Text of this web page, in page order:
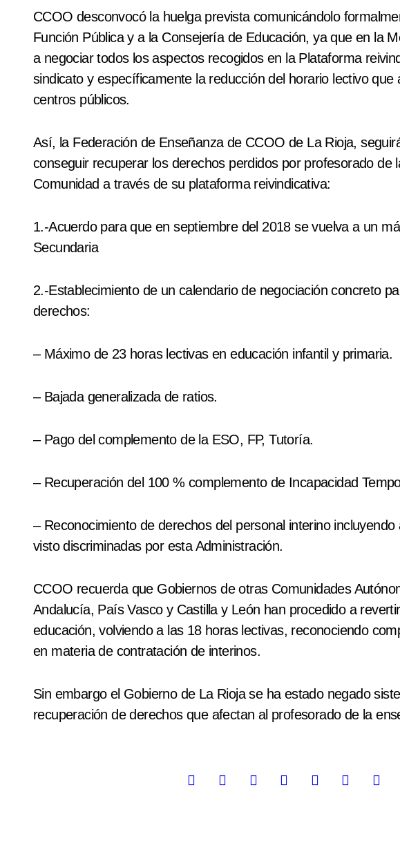
CCOO desconvocó la huelga prevista comunicándolo
Función Pública y a la Consejería de Educación, ya que en la
a negociar todos los aspectos recogidos en la Plataforma
sindicato y específicamente la reducción del horario lectivo
centros públicos.
Así, la Federación de Enseñanza de CCOO de La Rioja,
conseguir recuperar los derechos perdidos por profesorado de
Comunidad a través de su plataforma reivindicativa:
1.-Acuerdo para que en septiembre del 2018 se vuelva a un
Secundaria
2.-Establecimiento de un calendario de negociación concreto
derechos:
– Máximo de 23 horas lectivas en educación infantil y primaria.
– Bajada generalizada de ratios.
– Pago del complemento de la ESO, FP, Tutoría.
– Recuperación del 100 % complemento de Incapacidad
– Reconocimiento de derechos del personal interino
visto discriminadas por esta Administración.
CCOO recuerda que Gobiernos de otras Comunidades
Andalucía, País Vasco y Castilla y León han procedido a
educación, volviendo a las 18 horas lectivas, reconociendo
en materia de contratación de interinos.
Sin embargo el Gobierno de La Rioja se ha estado negado
recuperación de derechos que afectan al profesorado de la